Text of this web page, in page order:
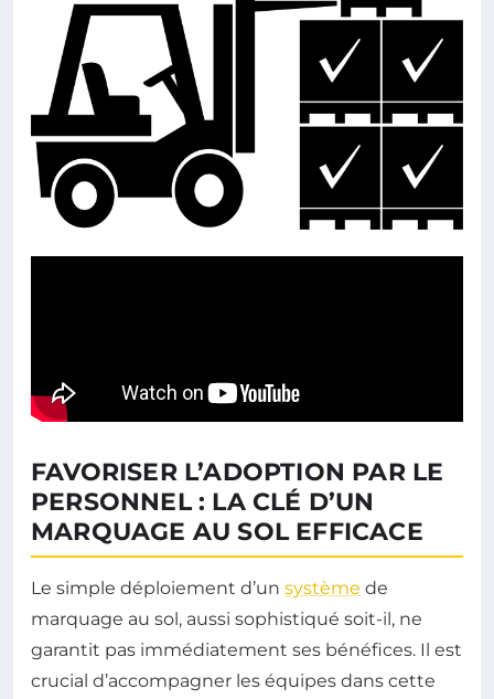
FAVORISER L’ADOPTION PAR LE
PERSONNEL : LA CLÉ D’UN
MARQUAGE AU SOL EFFICACE
Le simple déploiement d’un système de
marquage au sol, aussi sophistiqué soit-il, ne
garantit pas immédiatement ses bénéfices. Il est
crucial d’accompagner les équipes dans cette